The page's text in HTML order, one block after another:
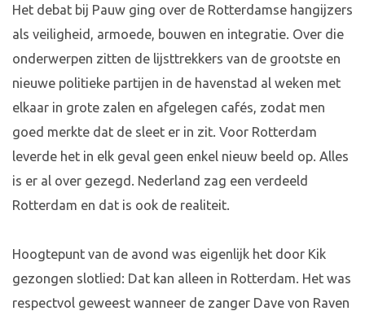
Het debat bij Pauw ging over de Rotterdamse hangijzers
als veiligheid, armoede, bouwen en integratie. Over die
onderwerpen zitten de lijsttrekkers van de grootste en
nieuwe politieke partijen in de havenstad al weken met
elkaar in grote zalen en afgelegen cafés, zodat men
goed merkte dat de sleet er in zit. Voor Rotterdam
leverde het in elk geval geen enkel nieuw beeld op. Alles
is er al over gezegd. Nederland zag een verdeeld
Rotterdam en dat is ook de realiteit.
Hoogtepunt van de avond was eigenlijk het door Kik
gezongen slotlied: Dat kan alleen in Rotterdam. Het was
respectvol geweest wanneer de zanger Dave von Raven